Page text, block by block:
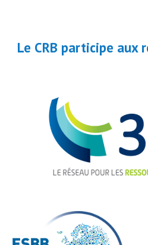
Le CRB participe aux